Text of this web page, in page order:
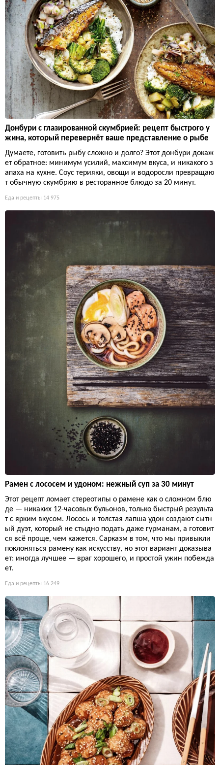
Донбури с глазированной скумбрией: рецепт быстрого у
жина, который перевернёт ваше представление о рыбе
Думаете, готовить рыбу сложно и долго? Этот донбури докаж
ет обратное: минимум усилий, максимум вкуса, и никакого з
апаха на кухне. Соус терияки, овощи и водоросли превращаю
т обычную скумбрию в ресторанное блюдо за 20 минут.
Еда и рецепты 14 975
Рамен с лососем и удоном: нежный суп за 30 минут
Этот рецепт ломает стереотипы о рамене как о сложном блю
де — никаких 12-часовых бульонов, только быстрый результа
т с ярким вкусом. Лосось и толстая лапша удон создают сытн
ый дуэт, который не стыдно подать даже гурманам, а готовит
ся всё проще, чем кажется. Сарказм в том, что мы привыкли
поклоняться рамену как искусству, но этот вариант доказыва
ет: иногда лучшее — враг хорошего, и простой ужин побежда
ет.
Еда и рецепты 16 249